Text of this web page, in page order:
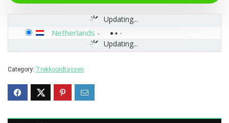
Updating...
Updating...
Netherlands -
Category: Trekkoordtassen